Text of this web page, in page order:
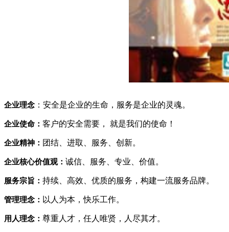
企业理念 ：安全是企业的生命，服务是企业的灵魂。
企业使命： 客户的安全需要， 就是我们的使命！
企业精神： 团结、进取、服务、创新。
企业核心价值观： 诚信、服务、专业、价值。
服务宗旨： 持续、高效、优质的服务，构建一流服务品牌。
管理理念： 以人为本，快乐工作。
用人理念： 尊重人才，任人唯贤，人尽其才。